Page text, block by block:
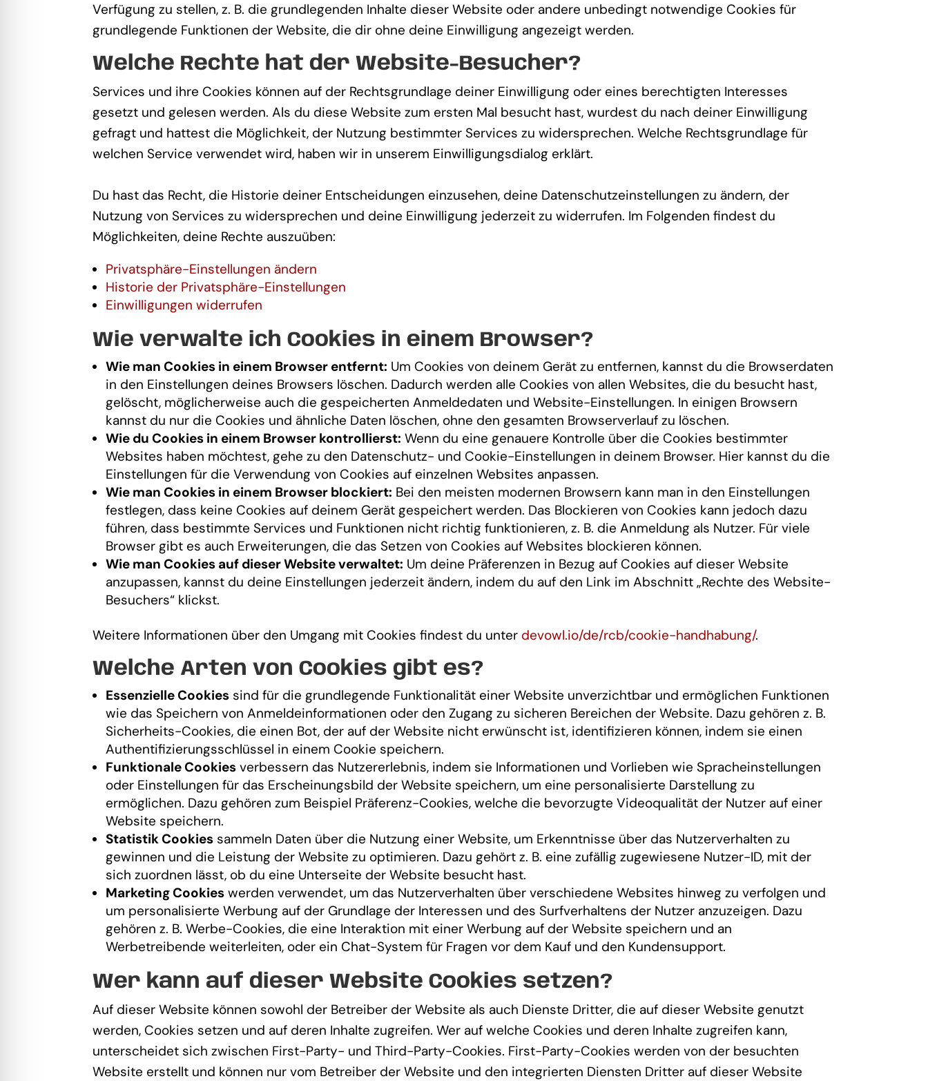
Verfügung zu stellen, z. B. die grundlegenden Inhalte dieser Website oder andere unbedingt notwendige Cookies für
grundlegende Funktionen der Website, die dir ohne deine Einwilligung angezeigt werden.
Welche Rechte hat der Website-Besucher?
Services und ihre Cookies können auf der Rechtsgrundlage deiner Einwilligung oder eines berechtigten Interesses
gesetzt und gelesen werden. Als du diese Website zum ersten Mal besucht hast, wurdest du nach deiner Einwilligung
gefragt und hattest die Möglichkeit, der Nutzung bestimmter Services zu widersprechen. Welche Rechtsgrundlage für
welchen Service verwendet wird, haben wir in unserem Einwilligungsdialog erklärt.
Du hast das Recht, die Historie deiner Entscheidungen einzusehen, deine Datenschutzeinstellungen zu ändern, der
Nutzung von Services zu widersprechen und deine Einwilligung jederzeit zu widerrufen. Im Folgenden findest du
Möglichkeiten, deine Rechte auszuüben:
Privatsphäre-Einstellungen ändern
Historie der Privatsphäre-Einstellungen
Einwilligungen widerrufen
Wie verwalte ich Cookies in einem Browser?
Wie man Cookies in einem Browser entfernt: Um Cookies von deinem Gerät zu entfernen, kannst du die Browserdaten
in den Einstellungen deines Browsers löschen. Dadurch werden alle Cookies von allen Websites, die du besucht hast,
gelöscht, möglicherweise auch die gespeicherten Anmeldedaten und Website-Einstellungen. In einigen Browsern
kannst du nur die Cookies und ähnliche Daten löschen, ohne den gesamten Browserverlauf zu löschen.
Wie du Cookies in einem Browser kontrollierst: Wenn du eine genauere Kontrolle über die Cookies bestimmter
Websites haben möchtest, gehe zu den Datenschutz- und Cookie-Einstellungen in deinem Browser. Hier kannst du die
Einstellungen für die Verwendung von Cookies auf einzelnen Websites anpassen.
Wie man Cookies in einem Browser blockiert: Bei den meisten modernen Browsern kann man in den Einstellungen
festlegen, dass keine Cookies auf deinem Gerät gespeichert werden. Das Blockieren von Cookies kann jedoch dazu
führen, dass bestimmte Services und Funktionen nicht richtig funktionieren, z. B. die Anmeldung als Nutzer. Für viele
Browser gibt es auch Erweiterungen, die das Setzen von Cookies auf Websites blockieren können.
Wie man Cookies auf dieser Website verwaltet: Um deine Präferenzen in Bezug auf Cookies auf dieser Website
anzupassen, kannst du deine Einstellungen jederzeit ändern, indem du auf den Link im Abschnitt „Rechte des Website-
Besuchers“ klickst.
Weitere Informationen über den Umgang mit Cookies findest du unter devowl.io/de/rcb/cookie-handhabung/.
Welche Arten von Cookies gibt es?
Essenzielle Cookies sind für die grundlegende Funktionalität einer Website unverzichtbar und ermöglichen Funktionen
wie das Speichern von Anmeldeinformationen oder den Zugang zu sicheren Bereichen der Website. Dazu gehören z. B.
Sicherheits-Cookies, die einen Bot, der auf der Website nicht erwünscht ist, identifizieren können, indem sie einen
Authentifizierungsschlüssel in einem Cookie speichern.
Funktionale Cookies verbessern das Nutzererlebnis, indem sie Informationen und Vorlieben wie Spracheinstellungen
oder Einstellungen für das Erscheinungsbild der Website speichern, um eine personalisierte Darstellung zu
ermöglichen. Dazu gehören zum Beispiel Präferenz-Cookies, welche die bevorzugte Videoqualität der Nutzer auf einer
Website speichern.
Statistik Cookies sammeln Daten über die Nutzung einer Website, um Erkenntnisse über das Nutzerverhalten zu
gewinnen und die Leistung der Website zu optimieren. Dazu gehört z. B. eine zufällig zugewiesene Nutzer-ID, mit der
sich zuordnen lässt, ob du eine Unterseite der Website besucht hast.
Marketing Cookies werden verwendet, um das Nutzerverhalten über verschiedene Websites hinweg zu verfolgen und
um personalisierte Werbung auf der Grundlage der Interessen und des Surfverhaltens der Nutzer anzuzeigen. Dazu
gehören z. B. Werbe-Cookies, die eine Interaktion mit einer Werbung auf der Website speichern und an
Werbetreibende weiterleiten, oder ein Chat-System für Fragen vor dem Kauf und den Kundensupport.
Wer kann auf dieser Website Cookies setzen?
Auf dieser Website können sowohl der Betreiber der Website als auch Dienste Dritter, die auf dieser Website genutzt
werden, Cookies setzen und auf deren Inhalte zugreifen. Wer auf welche Cookies und deren Inhalte zugreifen kann,
unterscheidet sich zwischen First-Party- und Third-Party-Cookies. First-Party-Cookies werden von der besuchten
Website erstellt und können nur vom Betreiber der Website und den integrierten Diensten Dritter auf dieser Website